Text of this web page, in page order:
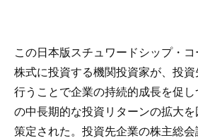
この日本版スチュワードシップ・
株式に投資する機関投資家が、投
行うことで企業の持続的成長を促
の中長期的な投資リターンの拡大
策定された。投資先企業の株主総